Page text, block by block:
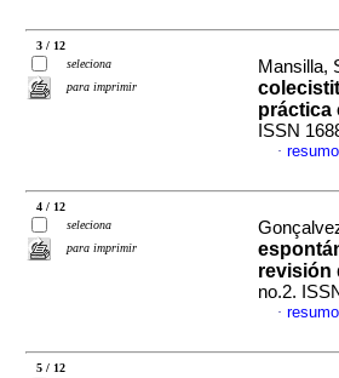
3 / 12
seleciona
para imprimir
Mansilla,
práctica
ISSN
·
4 / 12
seleciona
para imprimir
revisión
no.2.
·
5 / 12